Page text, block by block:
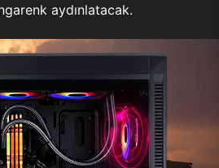
aydınlatacak.